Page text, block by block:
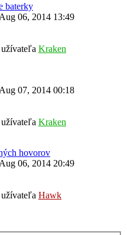
baterky
06, 2014 13:49
Kraken
07, 2014 00:18
Kraken
hovorov
06, 2014 20:49
Hawk